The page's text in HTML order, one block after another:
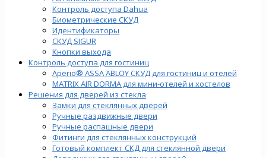
Контроль доступа Dahua
Биометрические СКУД
Идентификаторы
СКУД SIGUR
Кнопки выхода
Контроль доступа для гостиниц
Aperio® ASSA ABLOY СКУД для гостиниц и отелей
MATRIX AIR DORMA для мини-отелей и хостелов
Решения для дверей из стекла
Замки для стеклянных дверей
Ручные раздвижные двери
Ручные распашные двери
Фитинги для стеклянных конструкций
Готовый комплект СКД для стеклянной двери